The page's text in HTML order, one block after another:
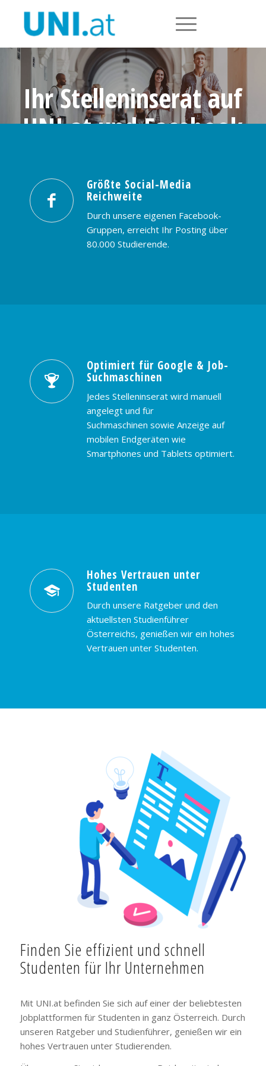
Ihr Stelleninserat auf
UNI.at und Facebook
PREISE & BUCHUNG KONTAKT
Größte Social-Media
Reichweite
Durch unsere eigenen Facebook-
Gruppen, erreicht Ihr Posting über
80.000 Studierende.
Optimiert für Google & Job-
Suchmaschinen
Jedes Stelleninserat wird manuell
angelegt und für
Suchmaschinen sowie Anzeige auf
mobilen Endgeräten wie
Smartphones und Tablets optimiert.
Hohes Vertrauen unter
Studenten
Durch unsere Ratgeber und den
aktuellsten Studienführer
Österreichs, genießen wir ein hohes
Vertrauen unter Studenten.
Finden Sie effizient und schnell
Studenten für Ihr Unternehmen
Mit UNI.at befinden Sie sich auf einer der beliebtesten
Jobplattformen für Studenten in ganz Österreich. Durch
unseren Ratgeber und Studienführer, genießen wir ein
hohes Vertrauen unter Studierenden.